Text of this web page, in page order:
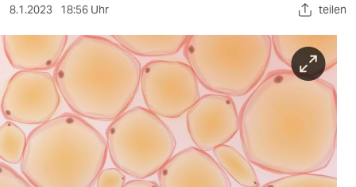
sport
berlin
nord
wahrheit
8.1.2023 18:56 Uhr teilen